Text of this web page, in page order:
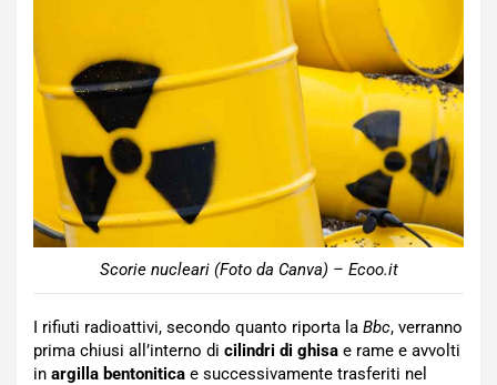
Scorie nucleari (Foto da Canva) – Ecoo.it
I rifiuti radioattivi, secondo quanto riporta la Bbc, verranno
prima chiusi all’interno di cilindri di ghisa e rame e avvolti
in argilla bentonitica e successivamente trasferiti nel